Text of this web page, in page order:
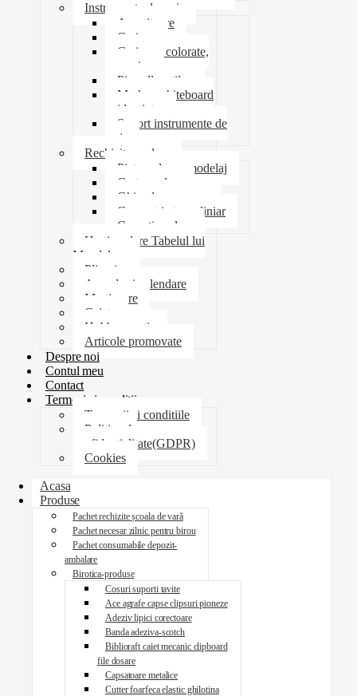
Instrumente de scris
Ascutitoare
Carioca
Creioane colorate,
mecanice
Pix roller stilou
Marker whiteboard
evidentiator
Suport instrumente de
scris
Rechizite scolare
Pictura desen modelaj
Creta scolara
Ghiozdane penare
Geometrie trusa liniar
Coperti scolare
Harti scolare Tabelul lui
Mendeleev
Plicuri
Agende si calendare
Martisoare
Caiete
Hobby creatie
Articole promovate
Despre noi
Contul meu
Contact
Termeni si conditii
Termenii si conditiile
Politica de
confidentialitate(GDPR)
Cookies
Acasa
Produse
Pachet rechizite școala de vară
Pachet necesar zilnic pentru birou
Pachet consumabile depozit-
ambalare
Birotica-produse
Cosuri suporti tavite
Ace agrafe capse clipsuri pioneze
Adeziv lipici corectoare
Banda adeziva-scotch
Biblioraft caiet mecanic clipboard
file dosare
Capsatoare metalice
Cutter foarfeca elastic ghilotina